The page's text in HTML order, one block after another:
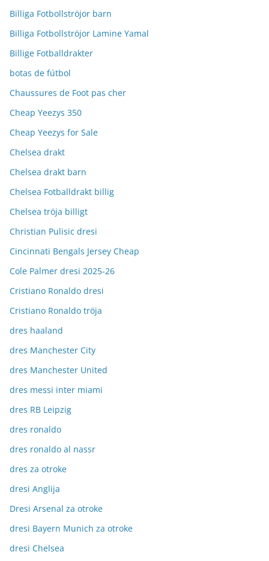
Billiga Fotbollströjor barn
Billiga Fotbollströjor Lamine Yamal
Billige Fotballdrakter
botas de fútbol
Chaussures de Foot pas cher
Cheap Yeezys 350
Cheap Yeezys for Sale
Chelsea drakt
Chelsea drakt barn
Chelsea Fotballdrakt billig
Chelsea tröja billigt
Christian Pulisic dresi
Cincinnati Bengals Jersey Cheap
Cole Palmer dresi 2025-26
Cristiano Ronaldo dresi
Cristiano Ronaldo tröja
dres haaland
dres Manchester City
dres Manchester United
dres messi inter miami
dres RB Leipzig
dres ronaldo
dres ronaldo al nassr
dres za otroke
dresi Anglija
Dresi Arsenal za otroke
dresi Bayern Munich za otroke
dresi Chelsea